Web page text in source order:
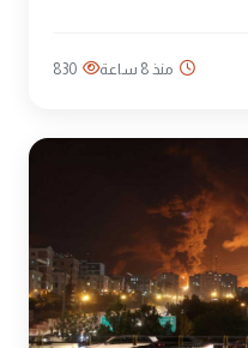
منذ 8 ساعة 830